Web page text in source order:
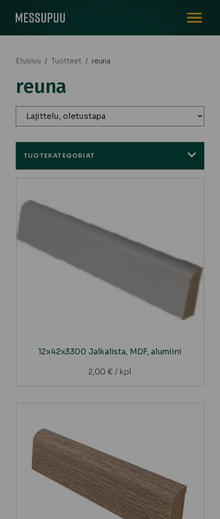
Etusivu / Tuotteet / reuna
reuna
TUOTEKATEGORIAT
12x42x3300 Jalkalista, MDF, alumiini
2,00 € / kpl